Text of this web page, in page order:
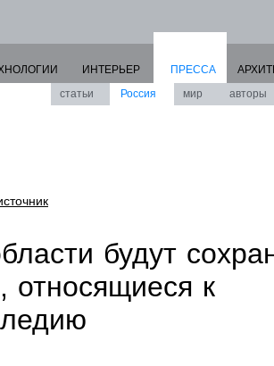
ИНТЕРЬЕР
ПРЕССА
статьи
Россия мир авторы
будут
относящиеся к